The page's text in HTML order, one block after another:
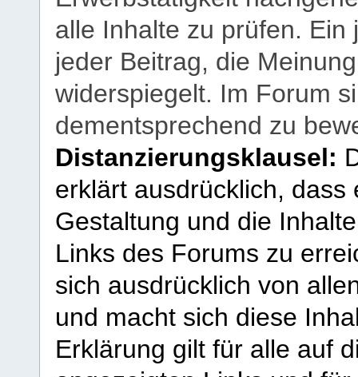
alle Inhalte zu prüfen.
jeder Beitrag, die
widerspiegelt. Im Forum
dementsprechend zu
Distanzierungsklausel:
erklärt ausdrücklich,
Gestaltung und die
Links des Forums zu
sich ausdrücklich von
und macht sich diese
Erklärung gilt für alle auf